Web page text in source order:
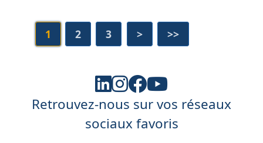
1 2 3 > >>
Retrouvez-nous sur vos réseaux
sociaux favoris